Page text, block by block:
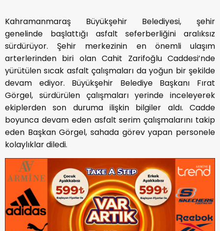
Kahramanmaraş Büyükşehir Belediyesi, şehir
genelinde başlattığı asfalt seferberliğini aralıksız
sürdürüyor. Şehir merkezinin en önemli ulaşım
arterlerinden biri olan Cahit Zarifoğlu Caddesi’nde
yürütülen sıcak asfalt çalışmaları da yoğun bir şekilde
devam ediyor. Büyükşehir Belediye Başkanı Fırat
Görgel, sürdürülen çalışmaları yerinde inceleyerek
ekiplerden son duruma ilişkin bilgiler aldı. Cadde
boyunca devam eden asfalt serim çalışmalarını takip
eden Başkan Görgel, sahada görev yapan personele
kolaylıklar diledi.